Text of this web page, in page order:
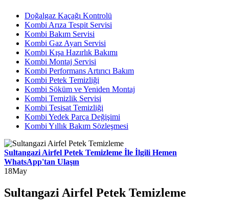
Doğalgaz Kaçağı Kontrolü
Kombi Arıza Tespit Servisi
Kombi Bakım Servisi
Kombi Gaz Ayarı Servisi
Kombi Kışa Hazırlık Bakımı
Kombi Montaj Servisi
Kombi Performans Artırıcı Bakım
Kombi Petek Temizliği
Kombi Söküm ve Yeniden Montaj
Kombi Temizlik Servisi
Kombi Tesisat Temizliği
Kombi Yedek Parça Değişimi
Kombi Yıllık Bakım Sözleşmesi
Sultangazi Airfel Petek Temizleme İle İlgili Hemen
WhatsApp'tan Ulaşın
18May
Sultangazi Airfel Petek Temizleme